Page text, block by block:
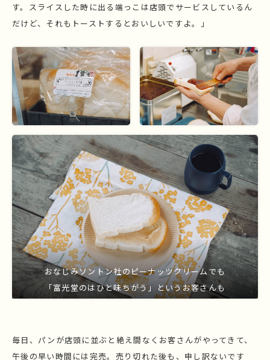
す。スライスした時に出る端っこは店頭でサービスしているん
だけど、それもトーストするとおいしいですよ。」
おなじみソントン社のピーナッツクリームでも
「富光堂のはひと味ちがう」というお客さんも
毎日、パンが店頭に並ぶと絶え間なくお客さんがやってきて、
午後の早い時間には完売。売り切れた後も、申し訳ないです